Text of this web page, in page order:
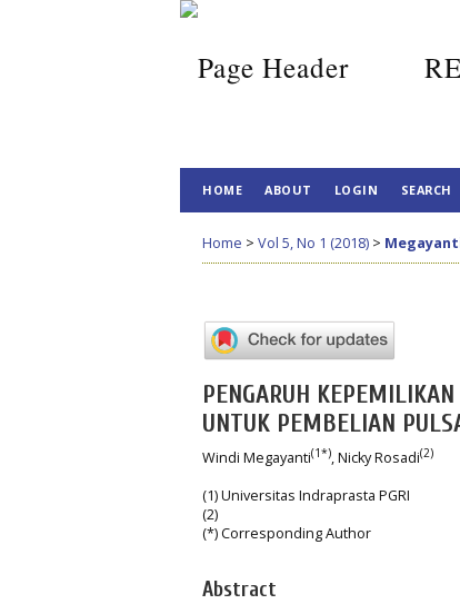
HOME ABOUT LOGIN SEARCH
Home > Vol 5, No 1 (2018) >
PENGARUH
UNTUK PEMBELIAN
Windi Megayanti(1*), Nicky Rosadi(2)
(1) Universitas Indraprasta PGRI
(2)
(*) Corresponding Author
Abstract